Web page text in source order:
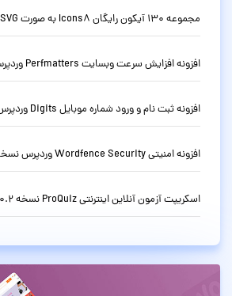
مجموعه 130 آیکون رایگان Icons8 به صورت SVG
افزونه افزایش سرعت وبسایت Perfmatters وردپرس نسخه 2.6.6
افزونه ثبت نام و ورود شماره موبایل Digits وردپرس نسخه 9.2
افزونه امنیتی Wordfence Security وردپرس نسخه 8.1.4
اسکریپت آزمون آنلاین اینترنتی ProQuiz نسخه 2.0.2